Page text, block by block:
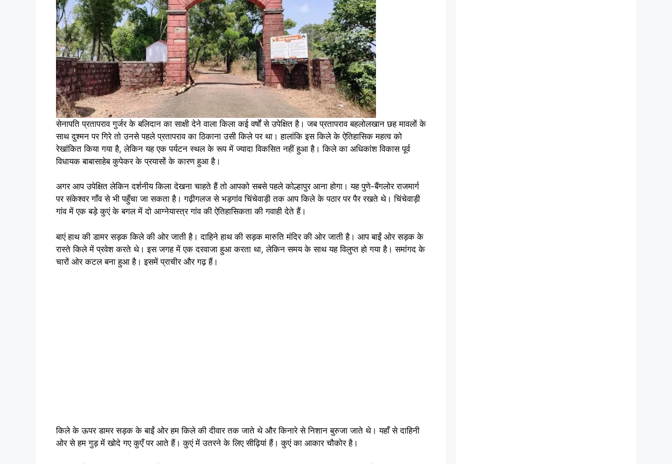
सेनापति प्रतापराव गुर्जर के बलिदान का साक्षी देने वाला किला कई वर्षों से उपेक्षित है। जब प्रतापराव बहलोलखान छह मावलों के
साथ दुश्मन पर गिरे तो उनसे पहले प्रतापराव का ठिकाना उसी किले पर था। हालांकि इस किले के ऐतिहासिक महत्व को
रेखांकित किया गया है, लेकिन यह एक पर्यटन स्थल के रूप में ज्यादा विकसित नहीं हुआ है। किले का अधिकांश विकास पूर्व
विधायक बाबासाहेब कुपेकर के प्रयासों के कारण हुआ है।
अगर आप उपेक्षित लेकिन दर्शनीय किला देखना चाहते हैं तो आपको सबसे पहले कोल्हापुर आना होगा। यह पुणे-बैंगलोर राजमार्ग
पर संकेश्वर गाँव से भी पहुँचा जा सकता है। गढ़ीगलज से भड़गांव चिंचेवाड़ी तक आप किले के पठार पर पैर रखते थे। चिंचेवाड़ी
गांव में एक बड़े कुएं के बगल में दो आग्नेयास्त्र गांव की ऐतिहासिकता की गवाही देते हैं।
बाएं हाथ की डामर सड़क किले की ओर जाती है। दाहिने हाथ की सड़क मारुति मंदिर की ओर जाती है। आप बाईं ओर सड़क के
रास्ते किले में प्रवेश करते थे। इस जगह में एक दरवाजा हुआ करता था, लेकिन समय के साथ यह विलुप्त हो गया है। समांगद के
चारों ओर कटल बना हुआ है। इसमें प्राचीर और गढ़ हैं।
किले के ऊपर डामर सड़क के बाईं ओर हम किले की दीवार तक जाते थे और किनारे से निशान बुरुजा जाते थे। यहाँ से दाहिनी
ओर से हम गुड़ में खोदे गए कुएँ पर आते हैं। कुएं में उतरने के लिए सीढ़ियां हैं। कुएं का आकार चौकोर है।